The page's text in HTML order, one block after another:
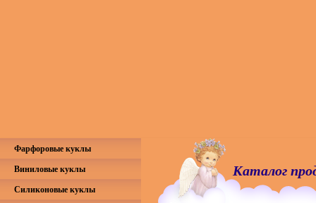
Каталог
Фарфоровые куклы
Виниловые куклы
Силиконовые куклы